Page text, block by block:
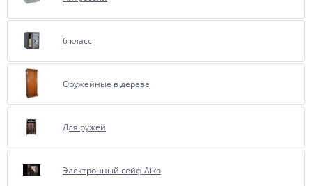
6 класс
Оружейные в дереве
Для ружей
Электронный сейф Aiko